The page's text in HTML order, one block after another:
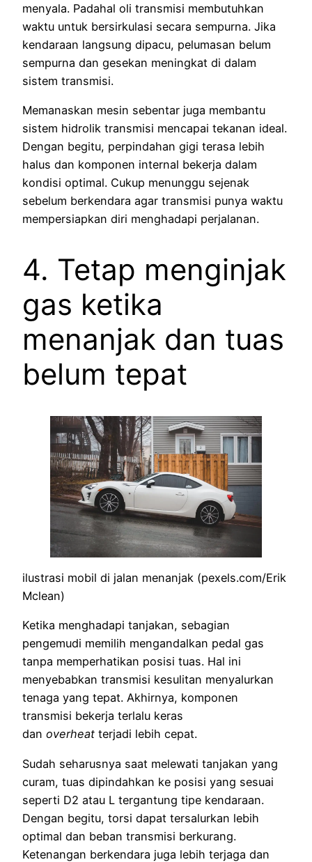
menyala. Padahal oli transmisi membutuhkan
waktu untuk bersirkulasi secara sempurna. Jika
kendaraan langsung dipacu, pelumasan belum
sempurna dan gesekan meningkat di dalam
sistem transmisi.
Memanaskan mesin sebentar juga membantu
sistem hidrolik transmisi mencapai tekanan ideal.
Dengan begitu, perpindahan gigi terasa lebih
halus dan komponen internal bekerja dalam
kondisi optimal. Cukup menunggu sejenak
sebelum berkendara agar transmisi punya waktu
mempersiapkan diri menghadapi perjalanan.
4. Tetap menginjak
gas ketika
menanjak dan tuas
belum tepat
ilustrasi mobil di jalan menanjak (pexels.com/Erik
Mclean)
Ketika menghadapi tanjakan, sebagian
pengemudi memilih mengandalkan pedal gas
tanpa memperhatikan posisi tuas. Hal ini
menyebabkan transmisi kesulitan menyalurkan
tenaga yang tepat. Akhirnya, komponen
transmisi bekerja terlalu keras
dan overheat terjadi lebih cepat.
Sudah seharusnya saat melewati tanjakan yang
curam, tuas dipindahkan ke posisi yang sesuai
seperti D2 atau L tergantung tipe kendaraan.
Dengan begitu, torsi dapat tersalurkan lebih
optimal dan beban transmisi berkurang.
Ketenangan berkendara juga lebih terjaga dan